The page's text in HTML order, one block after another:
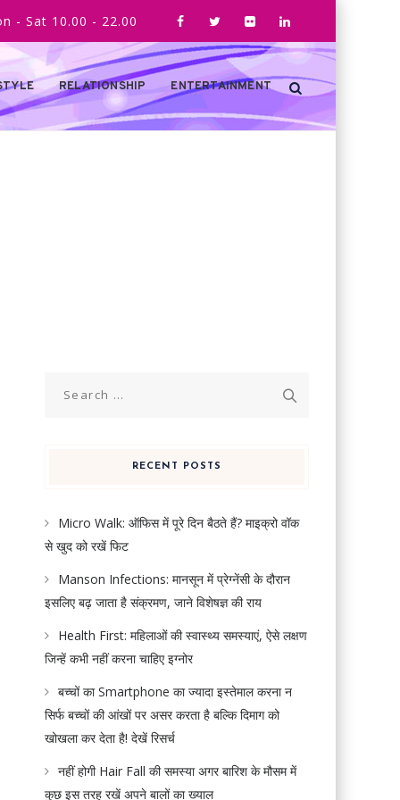
- Sat 10.00 - 22.00
RELATIONSHIP ENTERTAINMENT
RECENT POSTS
Micro Walk: ऑफिस में पूरे दिन बैठते हैं? माइक्रो वॉक
से खुद को रखें फिट
Manson Infections: मानसून में प्रेग्नेंसी के दौरान
इसलिए बढ़ जाता है संक्रमण, जाने विशेषज्ञ की राय
Health First: महिलाओं की स्वास्थ्य समस्याएं, ऐसे लक्षण
जिन्हें कभी नहीं करना चाहिए इग्नोर
बच्चों का Smartphone का ज्यादा इस्तेमाल करना न
सिर्फ बच्चों की आंखों पर असर करता है बल्कि दिमाग को
खोखला कर देता है! देखें रिसर्च
नहीं होगी Hair Fall की समस्या अगर बारिश के मौसम में
कुछ इस तरह रखें अपने बालों का ख्याल